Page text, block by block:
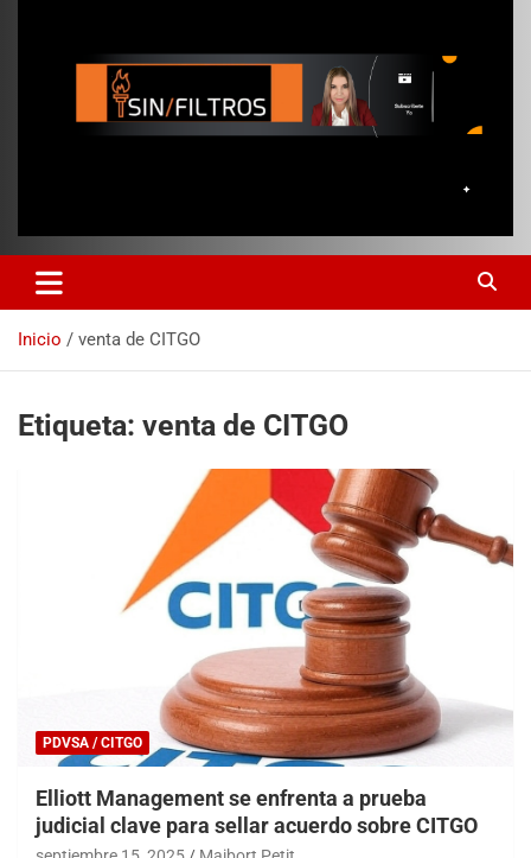
Inicio venta de CITGO
Etiqueta: venta de CITGO
PDVSA / CITGO
Elliott Management se enfrenta a prueba
judicial clave para sellar acuerdo sobre CITGO